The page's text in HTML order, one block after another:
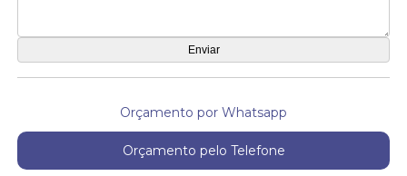
Orçamento por Whatsapp
Orçamento pelo Telefone